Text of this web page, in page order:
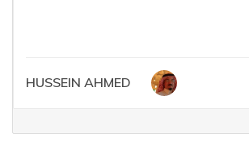
HUSSEIN AHMED